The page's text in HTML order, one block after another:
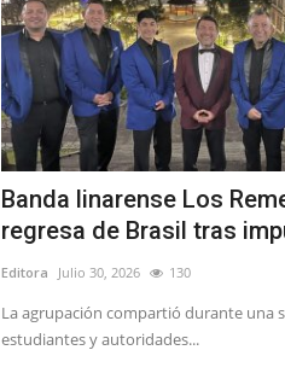
Banda linarense Los
regresa de Brasil tras
Editora Julio 30, 2026 130
La agrupación compartió durante una
estudiantes y autoridades...